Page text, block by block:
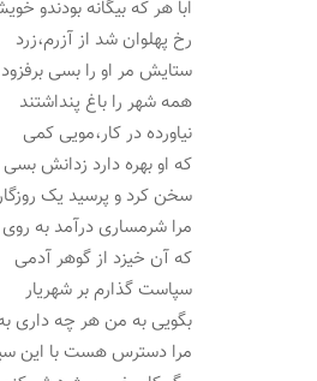
ابا هر که بیگانه بودندو
رخ پهلوان شد از آزرم،زرد
ستایش مر او را بسی برفزود
همه شهر را باغ پنداشتند
نیاورده در کار،مویی کمی
که او بهره دارد زدانش بسی
سخن کرد و پرسید یک
مرا شرمساری درآمد به روی
که آن خیزد از گوهر آدمی
سپاست گذارم بر شهریار
بگویی به من هر چه داری
مرا دسترس هست با این